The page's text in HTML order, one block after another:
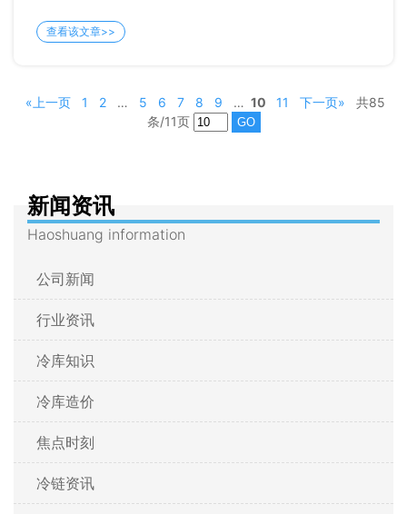
查看该文章>>
«上一页 1 2 … 5 6 7 8 9 … 10 11 下一页»
共85
条/11页
新闻资讯
Haoshuang information
公司新闻
行业资讯
冷库知识
冷库造价
焦点时刻
冷链资讯